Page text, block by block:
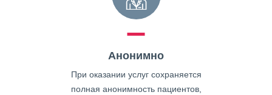
Анонимно
При оказании услуг сохраняется
полная анонимность пациентов,